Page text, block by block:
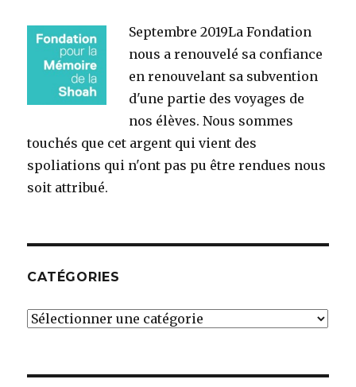
Septembre 2019La Fondation
nous a renouvelé sa confiance
en renouvelant sa subvention
d'une partie des voyages de
nos élèves. Nous sommes
touchés que cet argent qui vient des
spoliations qui n'ont pas pu être rendues nous
soit attribué.
CATÉGORIES
Catégories